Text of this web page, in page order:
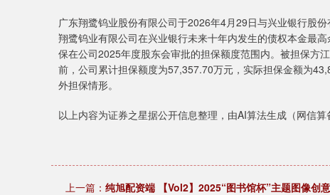
广东翔鹭钨业股份有限公司于2026年4月29日与兴业银行股
翔鹭钨业有限公司在兴业银行未来十年内发生的债权本金最
保在公司2025年度股东会审批的担保额度范围内。被担保方
前，公司累计担保额度为57,357.70万元，实际担保金额为
外担保情形。
以上内容为证券之星据公开信息整理，由AI算法生成（网信
上一篇： 纯旭配资端 【Vol2】2025“图书馆杯”主题图像创